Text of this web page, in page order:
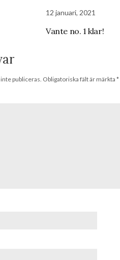
12 januari, 2021
Vante no. 1 klar!
publiceras. Obligatoriska fält är märkta *